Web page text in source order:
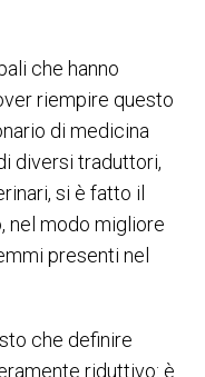
che hanno
riempire questo
di medicina
diversi traduttori,
si è fatto il
nel modo migliore
presenti nel
che definire
riduttivo: è